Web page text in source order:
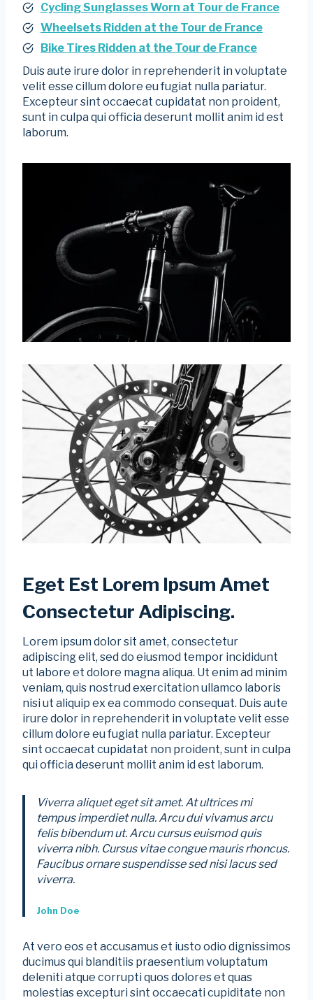
Cycling Sunglasses Worn at Tour de France
Wheelsets Ridden at the Tour de France
Bike Tires Ridden at the Tour de France
Duis aute irure dolor in reprehenderit in voluptate
velit esse cillum dolore eu fugiat nulla pariatur.
Excepteur sint occaecat cupidatat non proident,
sunt in culpa qui officia deserunt mollit anim id est
laborum.
Eget Est Lorem Ipsum Amet
Consectetur Adipiscing.
Lorem ipsum dolor sit amet, consectetur
adipiscing elit, sed do eiusmod tempor incididunt
ut labore et dolore magna aliqua. Ut enim ad minim
veniam, quis nostrud exercitation ullamco laboris
nisi ut aliquip ex ea commodo consequat. Duis aute
irure dolor in reprehenderit in voluptate velit esse
cillum dolore eu fugiat nulla pariatur. Excepteur
sint occaecat cupidatat non proident, sunt in culpa
qui officia deserunt mollit anim id est laborum.
Viverra aliquet eget sit amet. At ultrices mi
tempus imperdiet nulla. Arcu dui vivamus arcu
felis bibendum ut. Arcu cursus euismod quis
viverra nibh. Cursus vitae congue mauris rhoncus.
Faucibus ornare suspendisse sed nisi lacus sed
viverra.
John Doe
At vero eos et accusamus et iusto odio dignissimos
ducimus qui blanditiis praesentium voluptatum
deleniti atque corrupti quos dolores et quas
molestias excepturi sint occaecati cupiditate non